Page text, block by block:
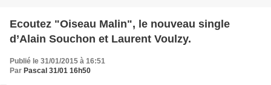
Ecoutez "Oiseau Malin", le nouveau single
d’Alain Souchon et Laurent Voulzy.
Publié le 31/01/2015 à 16:51
Par Pascal 31/01 16h50